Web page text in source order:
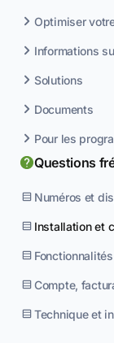
Optimiser
Informations
Solutions
Documents
Pour les
Questions
Numéros et
Installation et
Compte,
Technique et